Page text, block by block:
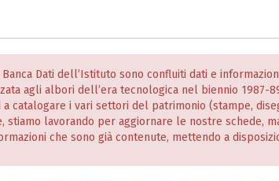
Dati dell’Istituto sono confluiti dati e
agli albori dell’era tecnologica nel biennio 1987-
catalogare i vari settori del patrimonio (stampe,
stiamo lavorando per aggiornare le nostre schede,
che sono già contenute, mettendo a